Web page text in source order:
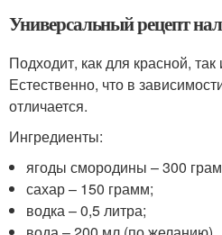
Универсальный рецепт
Подходит, как для красной,
Естественно, что в
отличается.
Ингредиенты:
ягоды смородины – 300
сахар – 150 грамм;
водка – 0,5 литра;